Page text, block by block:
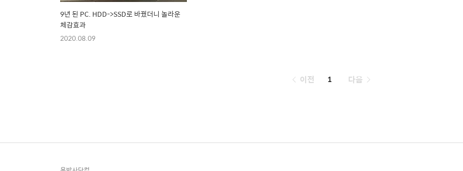
9년 된 PC. HDD->SSD로 바꿨더니 놀라운
체감효과
2020.08.09
페
이전 1 다음